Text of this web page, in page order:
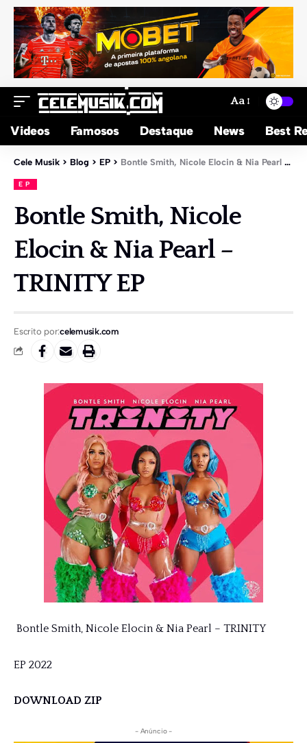
Aa
Videos Famosos Destaque News Best
Cele Musik > Blog > EP > Bontle Smith, Nicole Elocin & Nia Pearl – TRINITY EP
EP
Bontle Smith, Nicole
Elocin & Nia Pearl –
TRINITY EP
Escrito por:celemusik.com
Bontle Smith, Nicole Elocin & Nia Pearl – TRINITY
EP 2022
DOWNLOAD ZIP
- Anúncio -